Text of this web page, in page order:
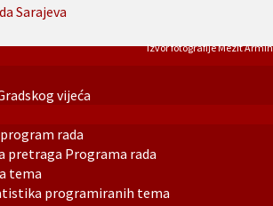
vijeća
rada
pretraga Programa rada
tema
programiranih tema
Izvor fotografije Mezit Armin